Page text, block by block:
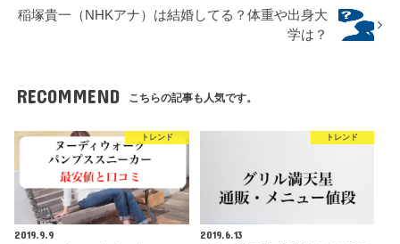
稲塚貴一（NHKアナ）は結婚してる？体重や出身大
学は？
RECOMMEND こちらの記事も人気です。
トレンド
2019.9.9
トレンド
2019.6.13